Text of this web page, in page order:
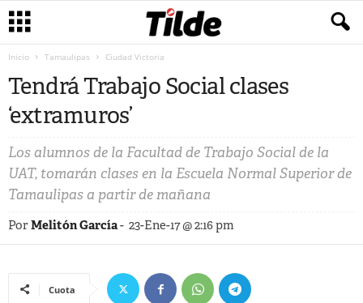
Inicio Tamaulipas Ciudad Victoria
Tendrá Trabajo Social clases
‘extramuros’
Los alumnos de la Facultad de Trabajo Social de la
UAT, tomarán clases en la Escuela Normal Superior de
Tamaulipas a partir de mañana
PorMelitón García- 23-Ene-17 @ 2:16 pm
Cuota